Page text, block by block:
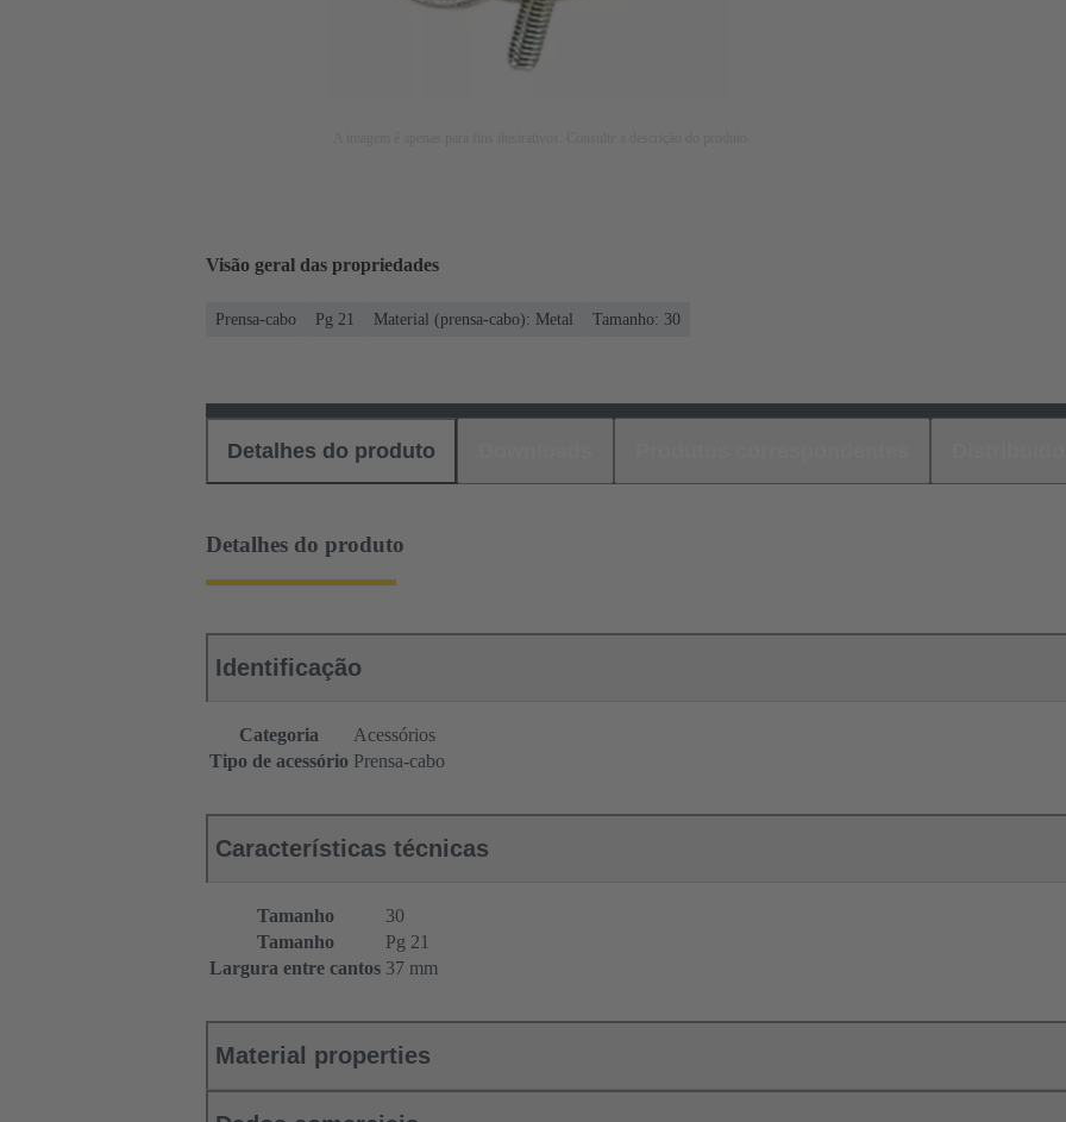
Visão geral das propriedades
Prensa-cabo Pg 21 Material (prensa-cabo): Metal Tamanho: 30
Detalhes do produto
Detalhes do produto
Identificação
Categoria
Acessórios
Tipo de acessório Prensa-cabo
Características técnicas
Tamanho
30
Tamanho
Pg 21
Largura entre cantos 37 mm
Material properties